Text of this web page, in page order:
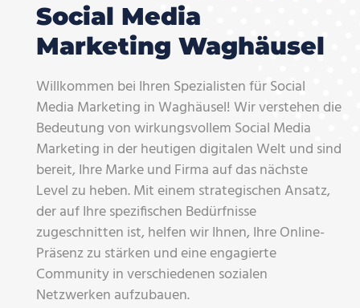
Social Media
Marketing Waghäusel
Willkommen bei Ihren Spezialisten für Social
Media Marketing in Waghäusel! Wir verstehen die
Bedeutung von wirkungsvollem Social Media
Marketing in der heutigen digitalen Welt und sind
bereit, Ihre Marke und Firma auf das nächste
Level zu heben. Mit einem strategischen Ansatz,
der auf Ihre spezifischen Bedürfnisse
zugeschnitten ist, helfen wir Ihnen, Ihre Online-
Präsenz zu stärken und eine engagierte
Community in verschiedenen sozialen
Netzwerken aufzubauen.